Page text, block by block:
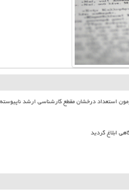
استعداد درخشان مقطع کارشناسی ارشد ناپیوسته ۱۴۰۵
ابلاغ گردید